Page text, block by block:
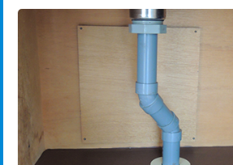
給水管工事※（ライニング鋼管・銅
管・ポリ管・HT管使用/3ｍ超え)
排水管工事（土の掘削・埋め戻し作
排水管工事（排水管工事/3ｍまで）
排水管工事（追加 排水管工事/3ｍ超
追加トーラー機使用/3m超え
止水・漏水調査・防水処理・清掃・修
理・調整・分解・加工など（軽作業）